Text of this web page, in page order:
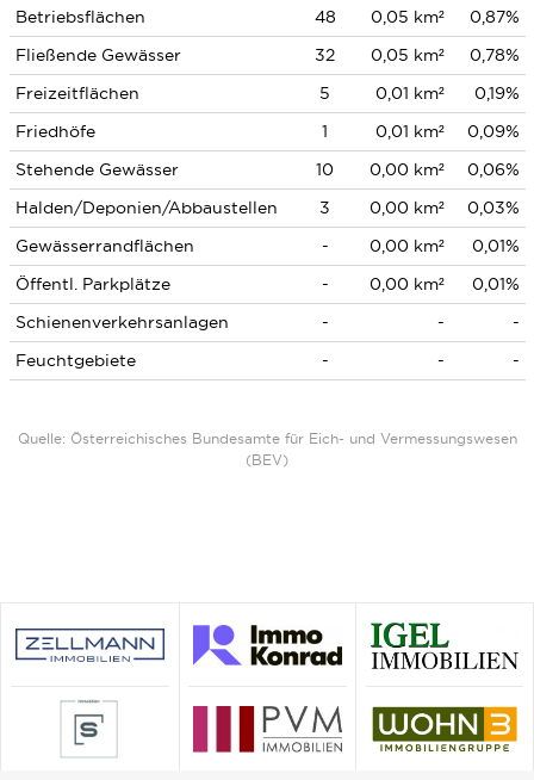
Betriebsflächen 48 0,05 km²
0,87%
Fließende Gewässer
32 0,05 km²
0,78%
Freizeitflächen
5 0,01 km²
0,19%
Friedhöfe
1 0,01 km²
0,09%
Stehende Gewässer
10 0,00 km²
0,06%
Halden/Deponien/Abbaustellen
3 0,00 km²
0,03%
Gewässerrandflächen
- 0,00 km²
0,01%
Öffentl. Parkplätze
- 0,00 km²
0,01%
Schienenverkehrsanlagen
- -
-
Feuchtgebiete
- - -
Quelle: Österreichisches Bundesamte für Eich- und Vermessungswesen
(BEV)